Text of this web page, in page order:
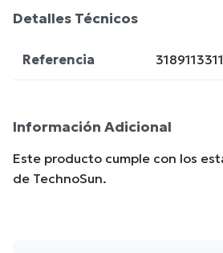
Detalles Técnicos
Referencia 3189113311
Información Adicional
Este producto cumple con los
de TechnoSun.